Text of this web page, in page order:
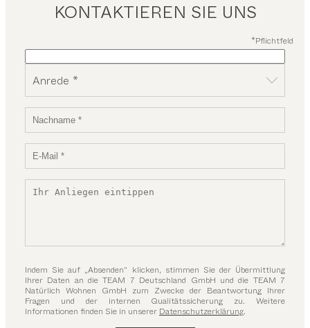
KONTAKTIEREN SIE UNS
*Pflichtfeld
Anrede *
Indem Sie auf „Absenden“ klicken, stimmen Sie der Übermittlung
Ihrer Daten an die TEAM 7 Deutschland GmbH und die TEAM 7
Natürlich Wohnen GmbH zum Zwecke der Beantwortung Ihrer
Fragen und der internen Qualitätssicherung zu. Weitere
Informationen finden Sie in unserer Datenschutzerklärung.